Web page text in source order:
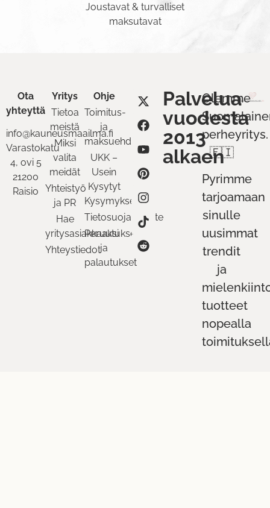
Joustavat & turvalliset
maksutavat
Ota
yhteyttä
info@kauneusmaailma.fi
Varastokatu
4, ovi 5
21200
Raisio
Yritys
Tietoa
meistä
Miksi
valita
meidät
Yhteistyö
ja PR
Hae
yritysasiakkaaksi
Yhteystiedot
Ohje
Toimitus-
ja
maksuehdot
UKK –
Usein
Kysytyt
Kysymykset
Tietosuojaseloste
Peruutukset
ja
palautukset
Palvelua
vuodesta
2013
alkaen
Olemme
perheyritys.
🇫🇮
Pyrimme
tarjoamaan
sinulle
uusimmat
trendit
ja
tuotteet
nopealla